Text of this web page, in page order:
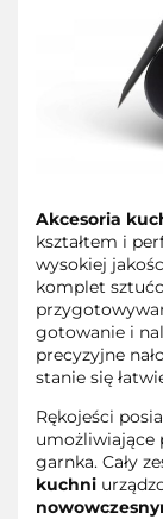
Akcesoria
kształtem i
wysokiej
komplet
gotowanie i
precyzyjne
stanie się
Rękojeści
umożliwiające
garnka. Cały
kuchni